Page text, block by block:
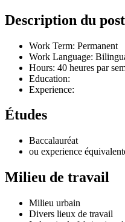
Description du
Work Term: Permanent
Work Language:
Hours: 40 heures par
Education:
Experience:
Études
Baccalauréat
ou experience
Milieu de travail
Milieu urbain
Divers lieux de travail